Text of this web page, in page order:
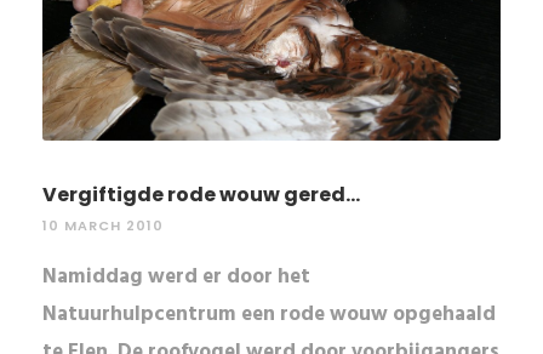
Vergiftigde rode wouw gered...
10 MARCH 2010
Namiddag werd er door het
Natuurhulpcentrum een rode wouw opgehaald